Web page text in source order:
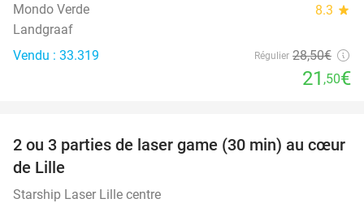
Mondo Verde 8.3 star
Landgraaf
Vendu : 33.319
Régulier 28,50€
21 ,50€
45%
2 ou 3 parties de laser game (30 min) au cœur
de Lille
Starship Laser Lille centre